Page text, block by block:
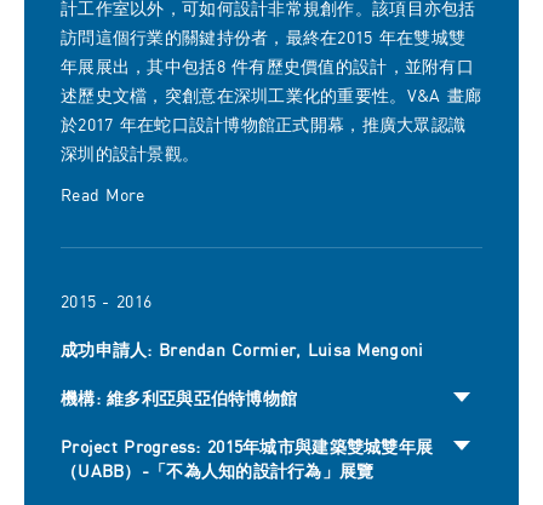
計工作室以外，可如何設計非常規創作。該項目亦包括
訪問這個行業的關鍵持份者，最終在2015 年在雙城雙
年展展出，其中包括8 件有歷史價值的設計，並附有口
述歷史文檔，突創意在深圳工業化的重要性。V&A 畫廊
於2017 年在蛇口設計博物館正式開幕，推廣大眾認識
深圳的設計景觀。
Read More
2015 - 2016
成功申請人: Brendan Cormier, Luisa Mengoni
機構: 維多利亞與亞伯特博物館
Project Progress: 2015年城市與建築雙城雙年展
（UABB）-「不為人知的設計行為」展覽